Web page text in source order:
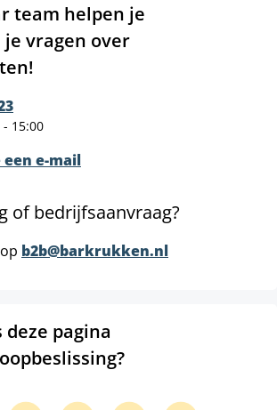
team helpen je
vragen over
15:00
e-mail
of bedrijfsaanvraag?
b2b@barkrukken.nl
pagina